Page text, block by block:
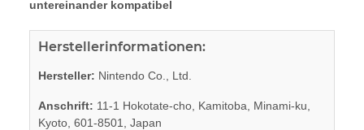
untereinander kompatibel
Herstellerinformationen:
Hersteller: Nintendo Co., Ltd.
Anschrift: 11-1 Hokotate-cho, Kamitoba, Minami-ku,
Kyoto, 601-8501, Japan